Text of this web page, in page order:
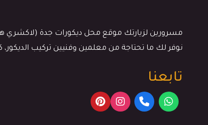
مسرورين لزيارتك موقع محل ديكورات جدة (لاكشري
نوفر لك ما تحتاجة من معلمين وفنيين تركيب
تابعنا